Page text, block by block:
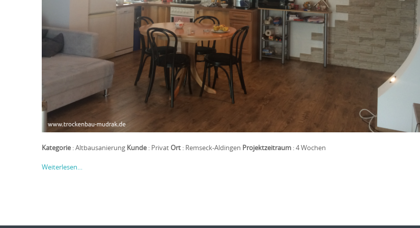
Kategorie : Altbausanierung Kunde : PrivatOrt : Remseck-Aldingen Projektzeitraum : 4 Wochen
Weiterlesen…